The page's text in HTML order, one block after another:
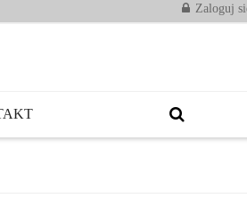
Zaloguj